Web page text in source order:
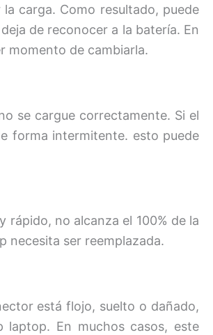
carga. Como resultado, puede
de reconocer a la batería. En
momento de cambiarla.
se cargue correctamente. Si el
forma intermitente. esto puede
no alcanza el 100% de la
necesita ser reemplazada.
está flojo, suelto o dañado,
laptop. En muchos casos, este